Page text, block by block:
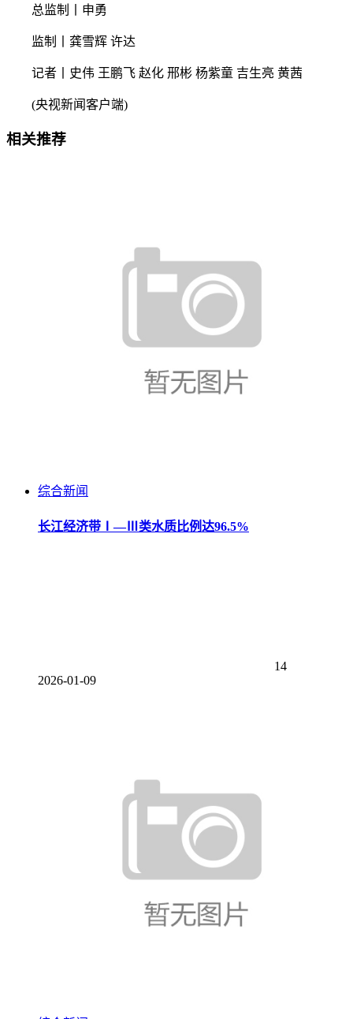
总监制丨申勇
监制丨龚雪辉 许达
记者丨史伟 王鹏飞 赵化 邢彬 杨紫童 吉生亮 黄茜
(央视新闻客户端)
相关推荐
综合新闻
长江经济带Ⅰ—Ⅲ类水质比例达96.5%
14
2026-01-09